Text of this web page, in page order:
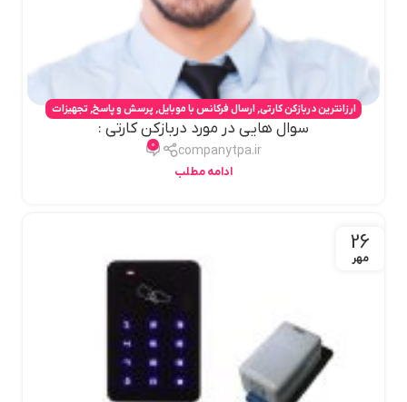
ارزانترین دربازکن کارتی, ارسال فرکانس با موبایل, پرسش و پاسخ, تجهیزات
بروز خودرو,درب بازکن تگی, دربازکن درب حیاط,دربازکن ریموتی
قفل برقی کارتی,مبدل موبایل به ریموت
سوال هایی در مورد دربازکن کارتی :
companytpa.ir
0
ادامه مطلب
26
مهر